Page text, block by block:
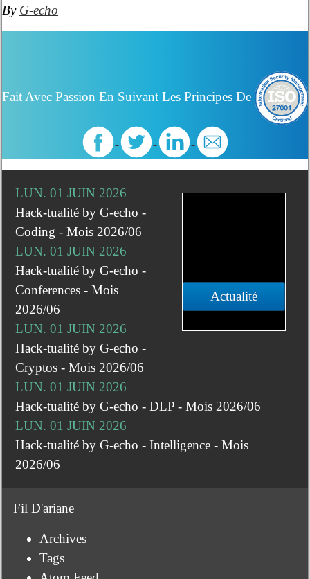
By G-echo
Fait Avec Passion En Suivant Les Principes De
Actualité
LUN. 01 JUIN 2026
Hack-tualité by G-echo -
Coding - Mois 2026/06
LUN. 01 JUIN 2026
Hack-tualité by G-echo -
Conferences - Mois
2026/06
LUN. 01 JUIN 2026
Hack-tualité by G-echo -
Cryptos - Mois 2026/06
LUN. 01 JUIN 2026
Hack-tualité by G-echo - DLP - Mois 2026/06
LUN. 01 JUIN 2026
Hack-tualité by G-echo - Intelligence - Mois
2026/06
Fil D'ariane
Archives
Tags